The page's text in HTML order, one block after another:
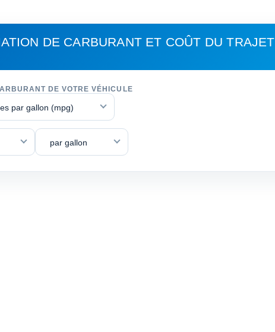
DE CARBURANT ET COÛT DU TRAJET
DE VOTRE VÉHICULE
par gallon (mpg)
par gallon